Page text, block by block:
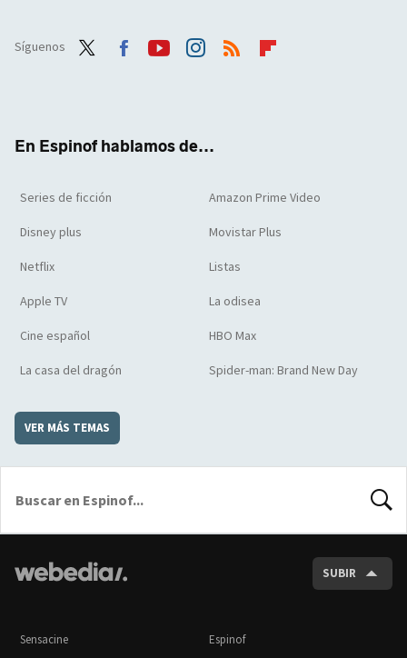
Síguenos
En Espinof hablamos de...
Series de ficción Amazon Prime Video
Disney plus Movistar Plus
Netflix Listas
Apple TV La odisea
Cine español HBO Max
La casa del dragón Spider-man: Brand New Day
VER MÁS TEMAS
SUBIR
Sensacine Espinof